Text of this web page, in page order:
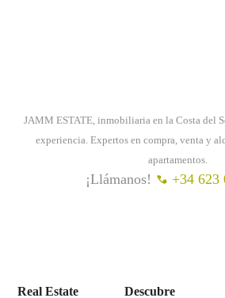
JAMM ESTATE, inmobiliaria en la Costa del
experiencia. Expertos en compra, venta y
apartamentos.
¡Llámanos! +34 623
Real Estate Descubre